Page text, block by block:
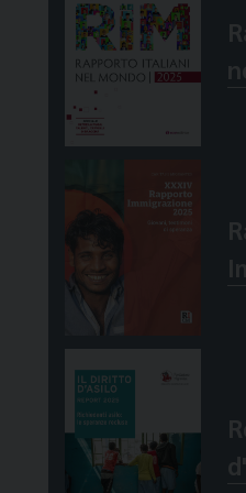
domande di senso, il
mondo e cosa fare
preghiera ci riporta
formano i dubbi,
resta nudi nelle
Quaresima, per i
privilegiato per
fotografico allarga le
morti bambini, i
interminabile fila dei
che fare? Non
voglia di dire ma è
Assieme agli aiuti
dei rifugiati, si tratta di
politiche, il card.
alla "Regina della
nostra guerra"
nostra lacrima di